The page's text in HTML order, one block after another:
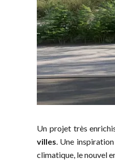
Un projet très
villes. Une
climatique, le nouvel